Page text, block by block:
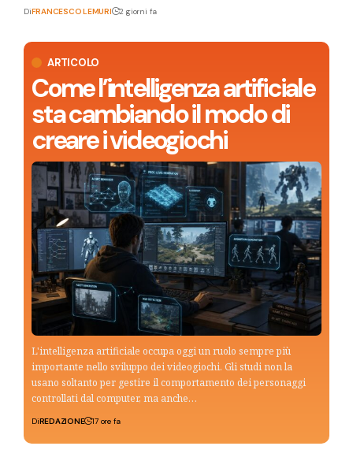
ARTICOLO
Come l’intelligenza artificiale
sta cambiando il modo di
creare i videogiochi
L'intelligenza artificiale occupa oggi un ruolo sempre più
importante nello sviluppo dei videogiochi. Gli studi non la
usano soltanto per gestire il comportamento dei personaggi
controllati dal computer, ma anche…
DiREDAZIONE 17 ore fa
DiFRANCESCO LEMURI 2 giorni fa